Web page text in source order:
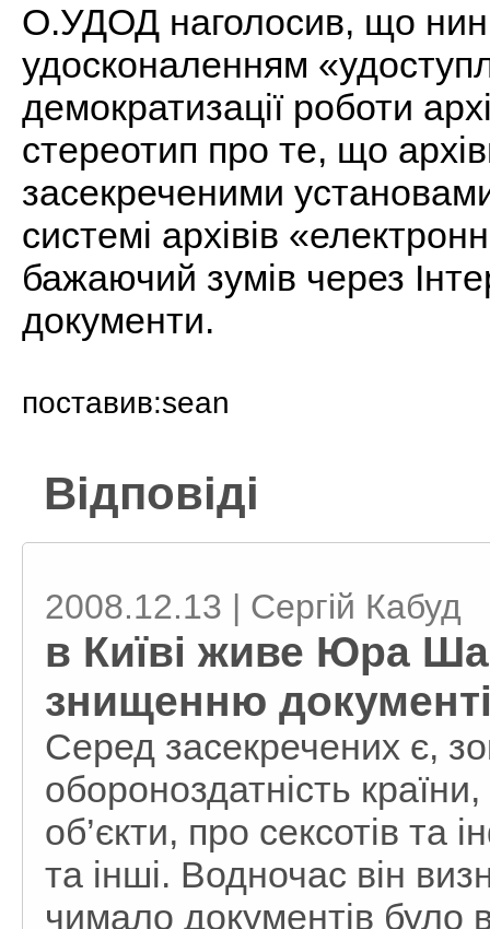
О.УДОД наголосив, що
удосконаленням
демократизації роботи
стереотип про те, що
засекреченими
системі архівів
бажаючий зумів через
документи.
поставив:sean
Відповіді
2008.12.13 | Сергій Кабуд
в Київі живе Юра
знищенню
Серед засекречених є,
обороноздатність
об’єкти, про сексотів та
та інші. Водночас він
чимало документів було